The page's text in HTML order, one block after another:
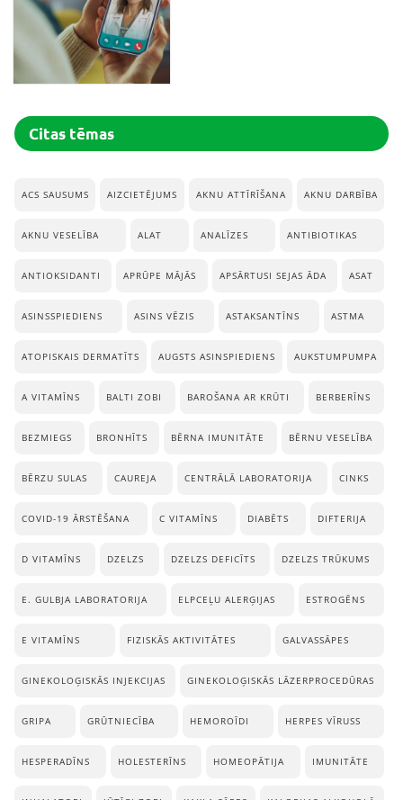
Citas tēmas
ACS SAUSUMS AIZCIETĒJUMS AKNU ATTĪRĪŠANA AKNU DARBĪBA
AKNU VESELĪBA ALAT ANALĪZES ANTIBIOTIKAS
ANTIOKSIDANTI APRŪPE MĀJĀS APSĀRTUSI SEJAS ĀDA ASAT
ASINSSPIEDIENS ASINS VĒZIS ASTAKSANTĪNS ASTMA
ATOPISKAIS DERMATĪTS AUGSTS ASINSPIEDIENS AUKSTUMPUMPA
A VITAMĪNS BALTI ZOBI BAROŠANA AR KRŪTI BERBERĪNS
BEZMIEGS BRONHĪTS BĒRNA IMUNITĀTE BĒRNU VESELĪBA
BĒRZU SULAS CAUREJA CENTRĀLĀ LABORATORIJA CINKS
COVID-19 ĀRSTĒŠANA C VITAMĪNS DIABĒTS DIFTERIJA
D VITAMĪNS DZELZS DZELZS DEFICĪTS DZELZS TRŪKUMS
E. GULBJA LABORATORIJA ELPCEĻU ALERĢIJAS ESTROGĒNS
E VITAMĪNS FIZISKĀS AKTIVITĀTES GALVASSĀPES
GINEKOLOĢISKĀS INJEKCIJAS GINEKOLOĢISKĀS LĀZERPROCEDŪRAS
GRIPA GRŪTNIECĪBA HEMOROĪDI HERPES VĪRUSS
HESPERADĪNS HOLESTERĪNS HOMEOPĀTIJA IMUNITĀTE